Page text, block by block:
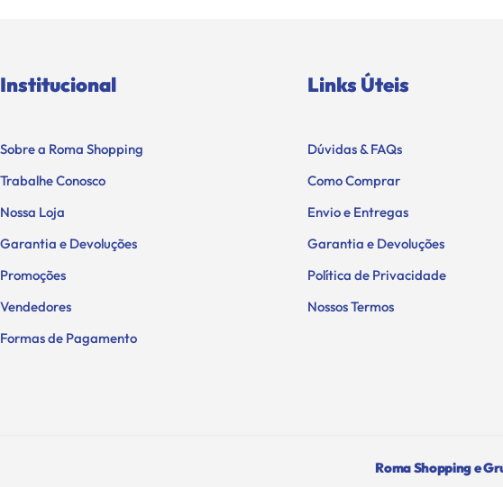
Institucional
Sobre a Roma Shopping
Trabalhe Conosco
Nossa Loja
Garantia e Devoluções
Promoções
Vendedores
Formas de Pagamento
Links Úteis
Dúvidas & FAQs
Como Comprar
Envio e Entregas
Garantia e Devoluções
Política de Privacidade
Nossos Termos
Roma Shopping e